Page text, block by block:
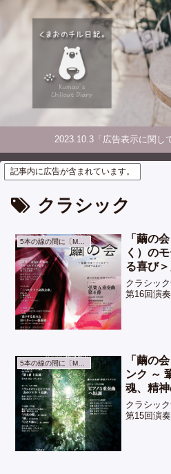
2023.10.3「広告表示に関し
記事内に広告が含まれています。
クラシック
5本の線の間に〔Music〕
「繭の
く）の
る喜び＞
クラシッ
第16回演
5本の線の間に〔Music〕
「繭の
ンク ～
魂、精神
クラシッ
第15回演